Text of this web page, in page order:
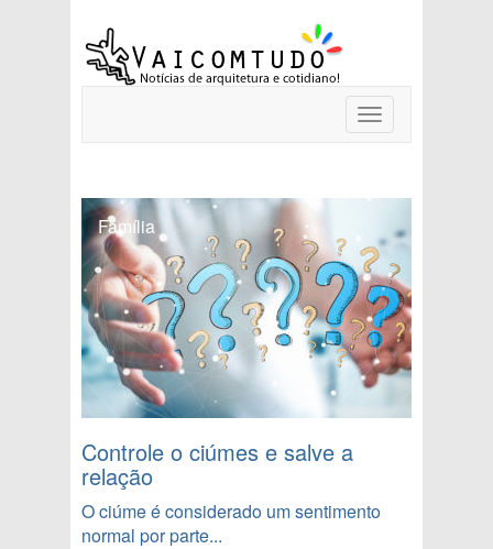
Toggle
navigation
Família
Controle o ciúmes e salve a
relação
O ciúme é considerado um sentimento
normal por parte...